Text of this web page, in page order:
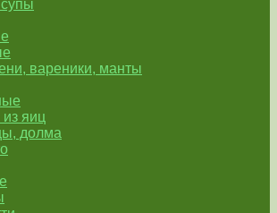
вареники, манты
яиц
долма